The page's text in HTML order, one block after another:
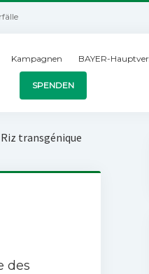
Kampagnen BAYER-
SPENDEN
Riz transgénique
des